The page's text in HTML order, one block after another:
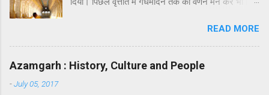
दर्शनीय है उसमें लक्ष्मण तीर्थ और सीताकुंड प्रमुख हैं।
सौन्दर्य या भव्यता की दृष्टि से इसमें कुछ खास नहीं है। इनका
पौराणिक महत्त्व अवश्य है । कहा जाता है कि रावण का वध
करने के पश्चात् जब श्रीराम अयोध्या वापस लौट रहे थे तो
READ MORE
Azamgarh : History, Culture and People
-July 05, 2017